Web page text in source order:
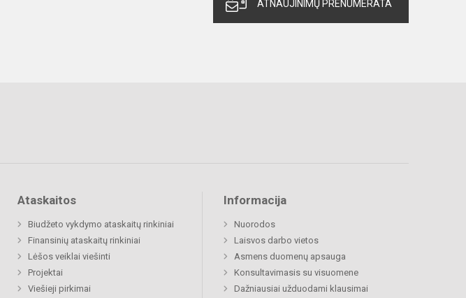
ATNAUJINIMŲ PRENUMERATA
Ataskaitos
Biudžeto vykdymo ataskaitų rinkiniai
Finansinių ataskaitų rinkiniai
Lėšos veiklai viešinti
Projektai
Viešieji pirkimai
Informacija
Nuorodos
Laisvos darbo vietos
Asmens duomenų apsauga
Konsultavimasis su visuomene
Dažniausiai užduodami klausimai